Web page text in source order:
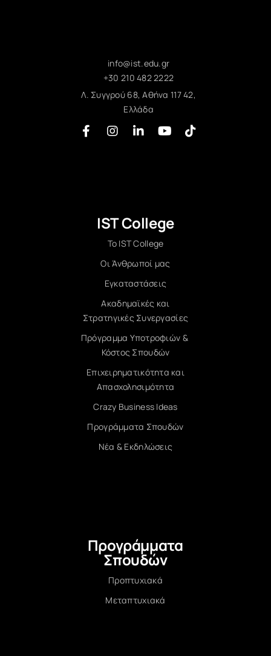
info@ist.edu.gr
+30 210 482 2222
Λ. Συγγρού 68, Αθήνα 117 42,
Ελλάδα
IST College
Το IST College
Οι Άνθρωποί μας
Εγκαταστάσεις
Ακαδημαϊκές και
Στρατηγικές Συνεργασίες
Πρόγραμμα Υποτροφιών &
Κόστος Σπουδών
Επιχειρηματικότητα και
Απασχολησιμότητα
Crazy Business Ideas
Προγράμματα Σπουδών
Νέα & Εκδηλώσεις
Προγράμματα
Σπουδών
Προπτυχιακά
Μεταπτυχιακά